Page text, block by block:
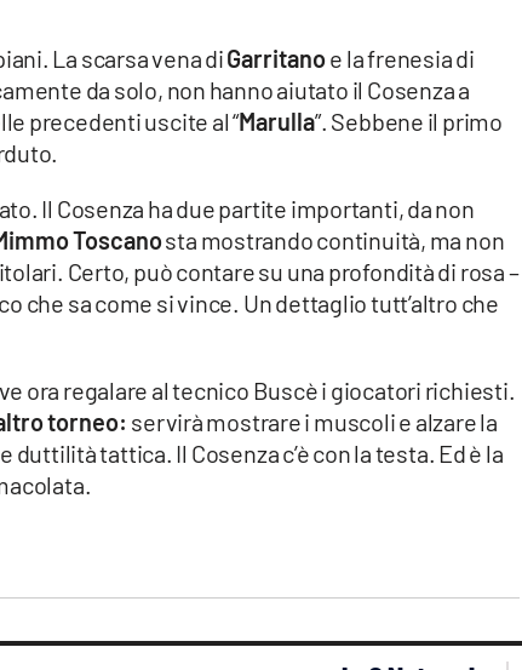
La scarsa vena diGarritanoe la frenesia di
da solo, non hanno aiutato il Cosenza a
precedenti uscite al “Marulla”. Sebbene il primo
Il Cosenza ha due partite importanti, da non
Toscanosta mostrando continuità, ma non
Certo, può contare su una profondità di rosa –
che sa come si vince. Un dettaglio tutt’altro che
ora regalare al tecnico Buscè i giocatori richiesti.
torneo: servirà mostrare i muscoli e alzare la
tattica. Il Cosenza c’è con la testa. Ed è la